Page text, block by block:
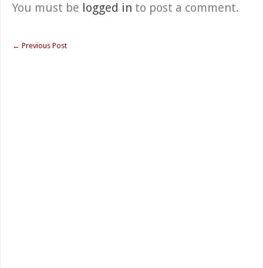
You must be logged in to post a comment.
← Previous Post